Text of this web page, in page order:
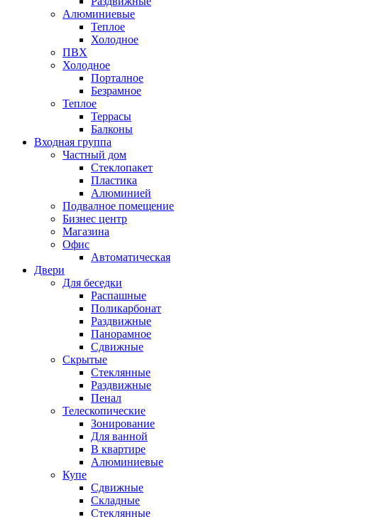
Алюминиевые
Теплое
Холодное
ПВХ
Холодное
Порталное
Безрамное
Теплое
Террасы
Балконы
Входная группа
Частный дом
Стеклопакет
Пластика
Алюминией
Подвалное помещение
Бизнес центр
Магазина
Офис
Автоматическая
Двери
Для беседки
Распашные
Поликарбонат
Раздвижные
Панорамное
Сдвижные
Скрытые
Стеклянные
Раздвижные
Пенал
Телескопические
Зонирование
Для ванной
В квартире
Алюминиевые
Купе
Сдвижные
Складные
Стеклянные